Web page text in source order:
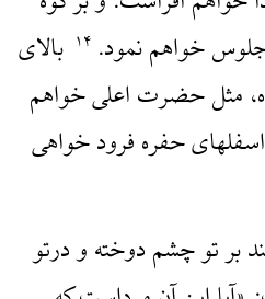
خواهم نمود. ۱۴ بالای
مثل حضرت اعلی خواهم
حفره فرود خواهی
بر تو چشم دوخته و درتو